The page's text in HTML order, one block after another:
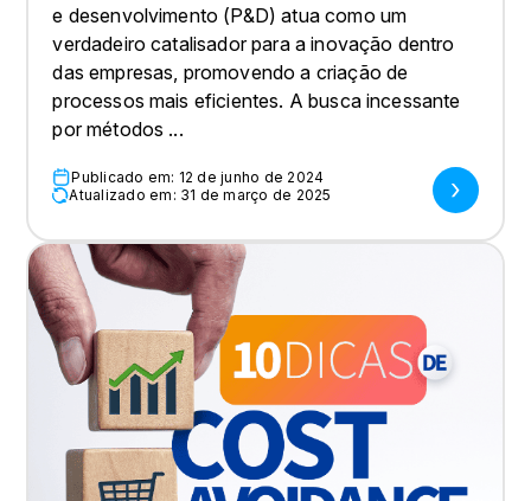
e desenvolvimento (P&D) atua como um
verdadeiro catalisador para a inovação dentro
das empresas, promovendo a criação de
processos mais eficientes. A busca incessante
por métodos ...
Publicado em: 12 de junho de 2024
Atualizado em: 31 de março de 2025